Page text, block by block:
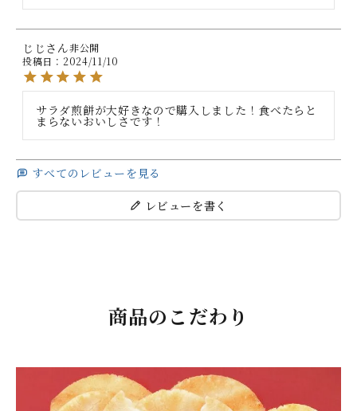
じじ
非公開
投稿日
2024/11/10
サラダ煎餅が大好きなので購入しました！食べたらと
まらないおいしさです！
すべてのレビューを見る
レビューを書く
商品のこだわり